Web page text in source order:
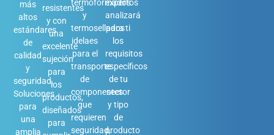
más
altos
estándares
de
calidad
y
seguridad.
Soluciones
para
una
amplia
termoformados
y
termosellados
idelaes
para el
transporte
de
componentes
que
requieren
seguridad,
resistentes
y con
una
excelente
sujeción
para
los
productos,
diseñados
para
expertos
analizará
para ti
los
requisitos
específicos
de tu
sector
y tipo
de
producto